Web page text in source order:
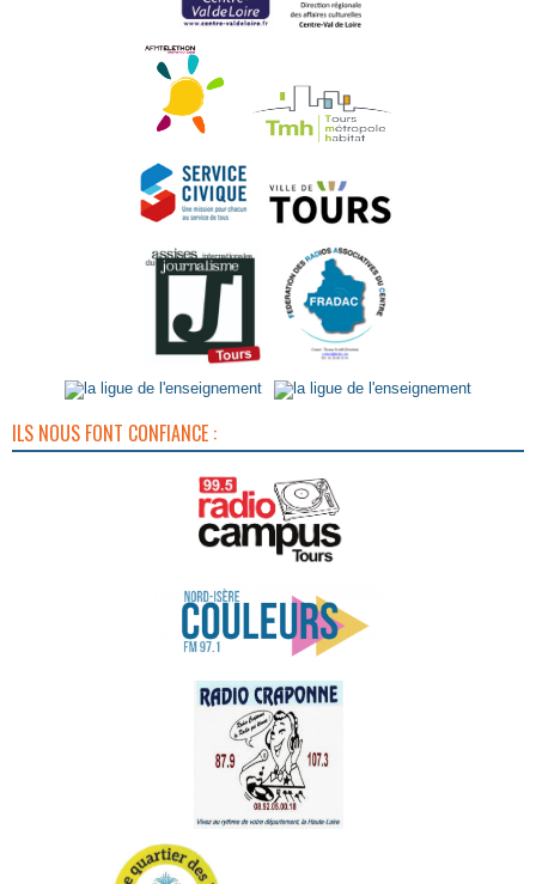
ILS NOUS FONT CONFIANCE :